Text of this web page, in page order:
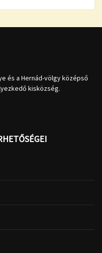
és a Hernád-völgy középső
kisközség.